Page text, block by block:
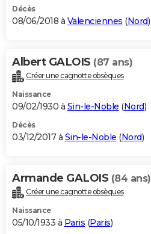
Décès
08/06/2018 à Valenciennes (Nord)
Albert GALOIS (87 ans)
Créer une cagnotte obsèques
Naissance
09/02/1930 à Sin-le-Noble (Nord)
Décès
03/12/2017 à Sin-le-Noble (Nord)
Armande GALOIS (84 ans)
Créer une cagnotte obsèques
Naissance
05/10/1933 à Paris (Paris)